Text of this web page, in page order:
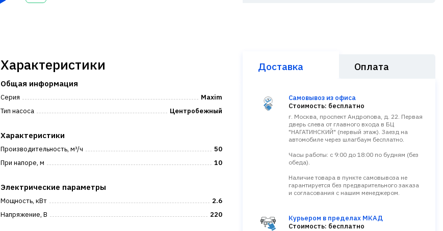
Характеристики
Общая информация
Серия
Maxim
Тип насоса
Центробежный
Характеристики
Производительность, м³/ч
50
При напоре, м
10
Электрические параметры
Мощность, кВт
2.6
Напряжение, В
220
Доставка Оплата
Самовывоз из офиса
Стоимость: бесплатно
г. Москва, проспект Андропова, д. 22. Первая
дверь слева от главного входа в БЦ
"НАГАТИНСКИЙ" (первый этаж). Заезд на
автомобиле через шлагбаум бесплатно.
Часы работы: с 9:00 до 18:00 по будням (без
обеда).
Наличие товара в пункте самовывоза не
гарантируется без предварительного заказа
и согласования с нашим менеджером.
Курьером в пределах МКАД
Стоимость: бесплатно